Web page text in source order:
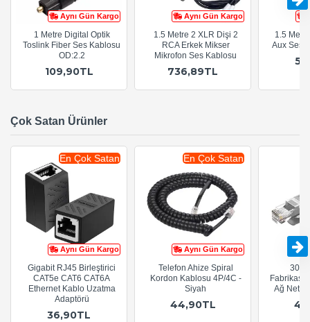
Aynı Gün Kargo
1 Metre Digital Optik
Toslink Fiber Ses Kablosu
OD:2.2
109,90TL
Aynı Gün Kargo
1.5 Metre 2 XLR Dişi 2
RCA Erkek Mikser
Mikrofon Ses Kablosu
736,89TL
1.5
Aux Ses
Çok Satan Ürünler
Aynı Gün Kargo
En Çok Satan
Gigabit RJ45 Birleştirici
CAT5e CAT6 CAT6A
Ethernet Kablo Uzatma
Adaptörü
36,90TL
Aynı Gün Kargo
En Çok Satan
Telefon Ahize Spiral
Kordon Kablosu 4P/4C -
Siyah
44,90TL
Ağ